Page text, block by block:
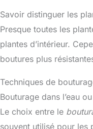
Savoir distinguer les
Presque toutes les
plantes d’intérieur.
boutures plus
Techniques de
Bouturage dans l’eau
Le choix entre le
souvent utilisé pour les